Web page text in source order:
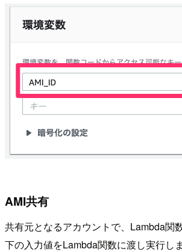
AMI共有
共有元となるアカウントで、Lambda関
下の入力値をLambda関数に渡し実行し